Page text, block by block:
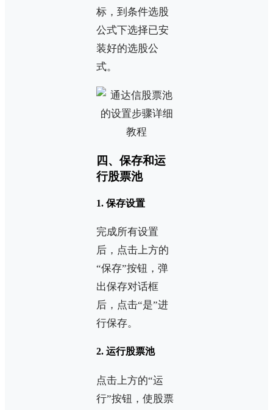
标，到条件选股
公式下选择已安
装好的选股公
式。
四、保存和运
行股票池
1. 保存设置
完成所有设置
后，点击上方的
“保存”按钮，弹
出保存对话框
后，点击“是”进
行保存。
2. 运行股票池
点击上方的“运
行”按钮，使股票